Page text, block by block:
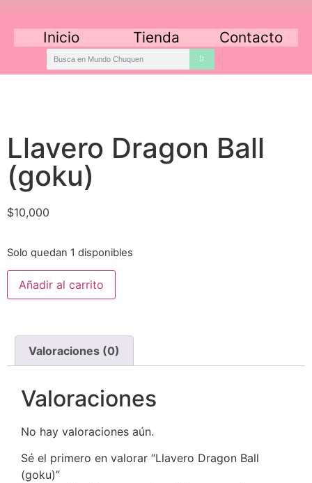
Inicio Tienda Contacto
Llavero Dragon Ball
(goku)
$10,000
Solo quedan 1 disponibles
Añadir al carrito
Valoraciones (0)
Valoraciones
No hay valoraciones aún.
Sé el primero en valorar “Llavero Dragon Ball
(goku)”